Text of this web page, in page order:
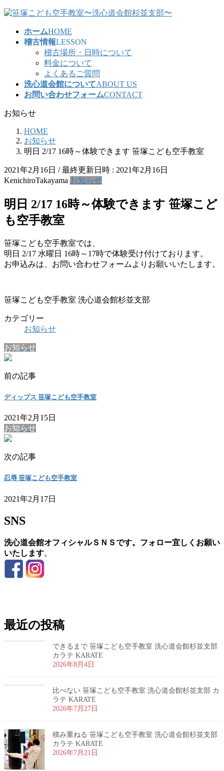
コ
ナ
ホームHOME
稽古情報LESSON
稽古場所・日時について
料金について
よくあるご質問
洗心道会館についてABOUT US
お問い合わせフォームCONTACT
お知らせ
HOME
お知らせ
明日 2/17 16時～体験できます 笹塚こども空手教室
2021年2月16日 / 最終更新日時 : 2021年2月16日
KenichiroTakayama お知らせ
明日 2/17 16時～体験できます 笹塚こど
も空手教室
笹塚こども空手教室では、
明日 2/17 水曜日 16時～17時で体験受け付けております。
お申込みは、お問い合わせフォームよりお願いいたします。
笹塚こども空手教室 洗心道会館杉並支部
カテゴリー
お知らせ
お知らせ
前の記事
ディップス 笹塚こども空手教室
2021年2月15日
お知らせ
次の記事
忍辱 笹塚こども空手教室
2021年2月17日
SNS
洗心道会館オフィシャルＳＮＳです。フォロー宜しくお願い
いたします。
最近の投稿
できるまで 笹塚こども空手教室 洗心道会館杉並支部
カラテ KARATE
2026年8月4日
比べない 笹塚こども空手教室 洗心道会館杉並支部 カ
ラテ KARATE
2026年7月27日
積み重ねる 笹塚こども空手教室 洗心道会館杉並支部
カラテ KARATE
2026年7月21日